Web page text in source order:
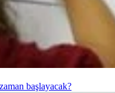
başlayacak?